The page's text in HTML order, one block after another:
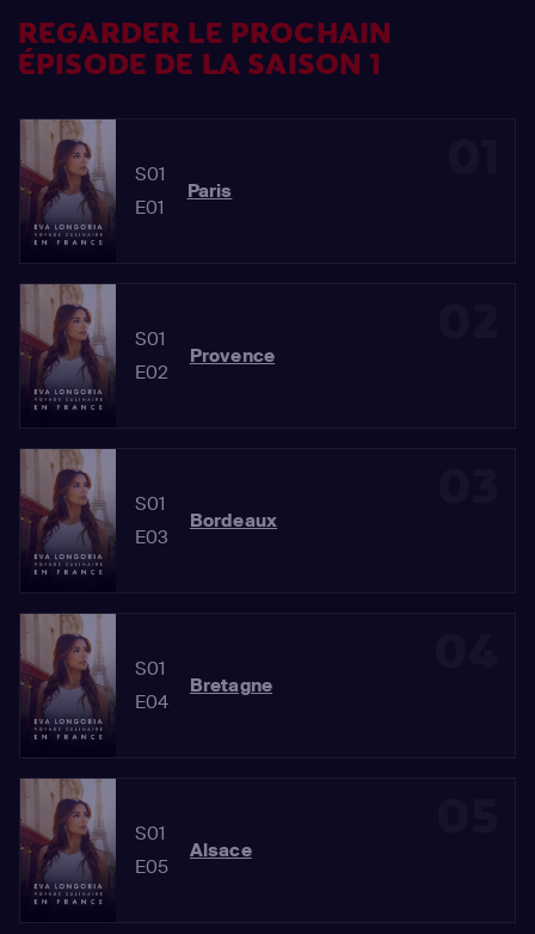
REGARDER LE PROCHAIN
ÉPISODE DE LA SAISON 1
S01
E01
Paris
S01
E02
Provence
S01
E03
Bordeaux
S01
E04
Bretagne
S01
E05
Alsace